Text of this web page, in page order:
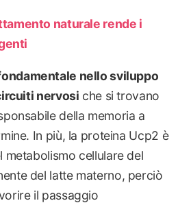
naturale rende i
nello sviluppo
nervosi che si trovano
della memoria a
In più, la proteina Ucp2 è
metabolismo cellulare del
del latte materno, perciò
il passaggio